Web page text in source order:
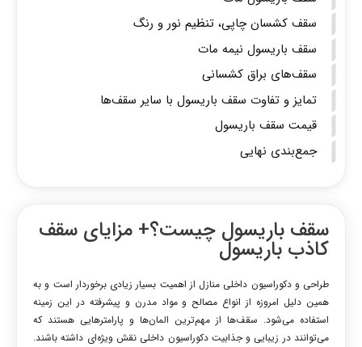
سقف کشسان چاپی، تنظیم نور و رنگ
سقف باریسول نیمه مات
سقف‌های براق کشسانی
تمایز و تفاوت سقف باریسول با سایر سقف‌ها
قیمت سقف باریسول
جمع‌بندی نهایی
سقف باریسول چیست؟+ مزایای سقف
کاذب باریسول
طراحی و دکوراسیون داخلی منازل از اهمیت بسیار زیادی برخوردار است و به
همین دلیل امروزه از انواع مصالح و مواد مدرن و پیشرفته در این زمینه
استفاده می‌شود. سقف‌ها از مهم‌ترین المان‌ها و پارامترهایی هستند که
می‌توانند در زیبایی و جذابیت دکوراسیون داخلی نقش ویژه‌ای داشته باشند.